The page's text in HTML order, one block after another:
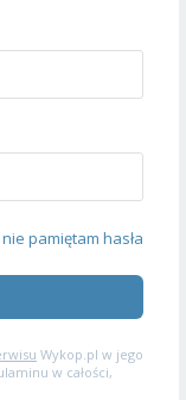
nie pamiętam hasła
Wykop.pl w jego
w całości,